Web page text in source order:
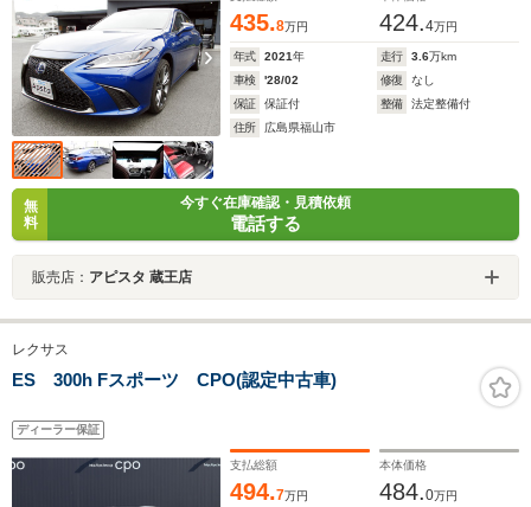
435.8万円 424.4万円
年式 2021年 走行 3.6万km
車検
'28/02 修復
なし
保証
保証付 整備
法定整備付
住所
広島県福山市
無
料
今すぐ在庫確認・見積依頼
電話する
販売店： アピスタ 蔵王店
レクサス
ES 300h Fスポーツ CPO(認定中古車)
ディーラー保証
支払総額
494.7万円
本体価格
484.0万円